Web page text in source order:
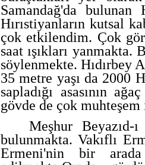
Samandağ'da
Hırıstiyanların kutsal
çok etkilendim. Çok
saat ışıkları
söylenmekte. Hıdırbey
35 metre yaşı da 2000
sapladığı asasının
gövde de çok
Meşhur Beyazıd-ı
bulunmakta. Vakıflı
Ermeni'nin bir